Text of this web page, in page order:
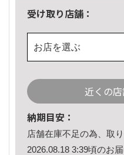
受け取り店舗：
お店を選ぶ
近くの
納期目安：
店舗在庫不足の為、取
2026.08.18 3:39頃のお届